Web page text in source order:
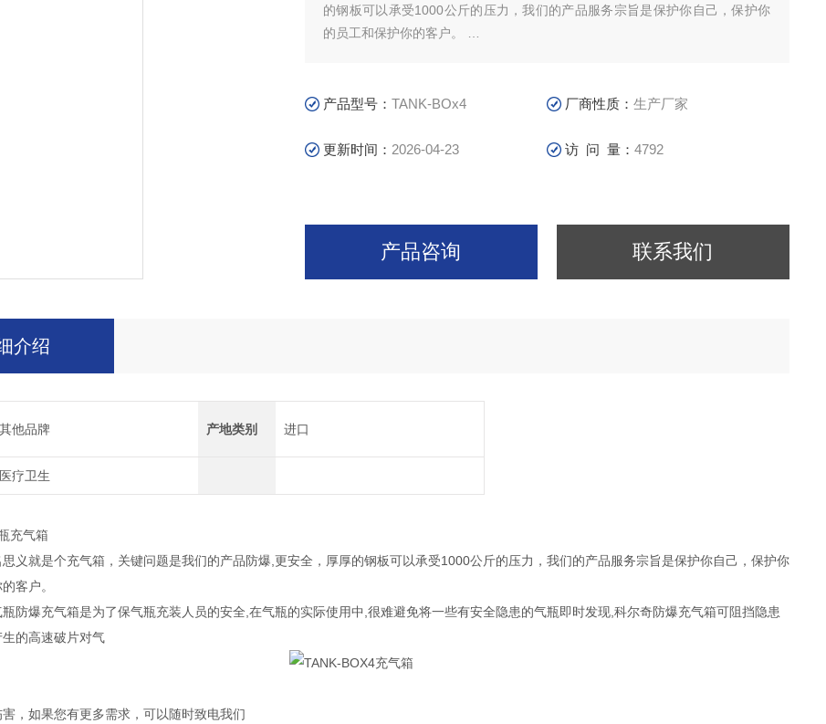
的钢板可以承受1000公斤的压力，我们的产品服务宗旨是保护你自己，保护你
的员工和保护你的客户。
瓶在爆破时产生的高速破片对气
产品型号：TANK-BOx4 厂商性质：生产厂家
更新时间： 2026-04-23 访 问 量：4792
产品咨询 联系我们
介绍
其他品牌 产地类别 进口
医疗卫生
充气箱
思义就是个充气箱，关键问题是我们的产品防爆,更安全，厚厚的钢板可以承受1000公斤的压力，我们的产品服务宗旨是保护你自己，保护你
客户。
防爆充气箱是为了保气瓶充装人员的安全,在气瓶的实际使用中,很难避免将一些有安全隐患的气瓶即时发现,科尔奇防爆充气箱可阻挡隐患
的高速破片对气
，如果您有更多需求，可以随时致电我们